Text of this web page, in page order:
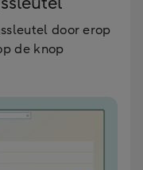
door erop
de knop